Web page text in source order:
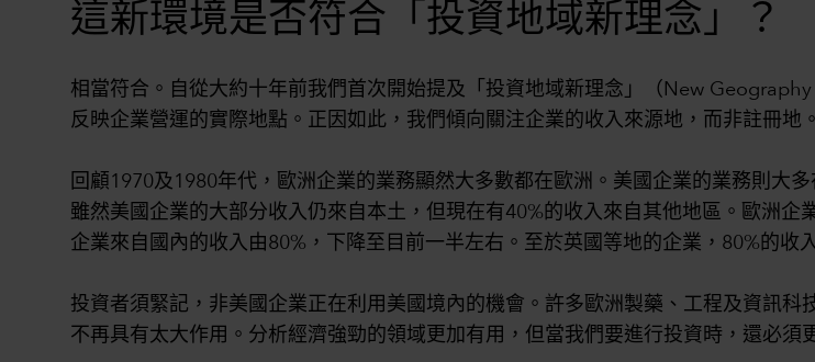
這新環境是否符合「投資地域新理念」？
相當符合。自從大約十年前我們首次開始提及「投資地域新理念」（New
反映企業營運的實際地點。正因如此，我們傾向關注企業的收入來源地，而非註冊地
回顧1970及1980年代，歐洲企業的業務顯然大多數都在歐洲。美國企業的業務則大
雖然美國企業的大部分收入仍來自本土，但現在有40%的收入來自其他地區。歐洲
企業來自國內的收入由80%，下降至目前一半左右。至於英國等地的企業，80%的收
投資者須緊記，非美國企業正在利用美國境內的機會。許多歐洲製藥、工程及資訊
不再具有太大作用。分析經濟強勁的領域更加有用，但當我們要進行投資時，還必須